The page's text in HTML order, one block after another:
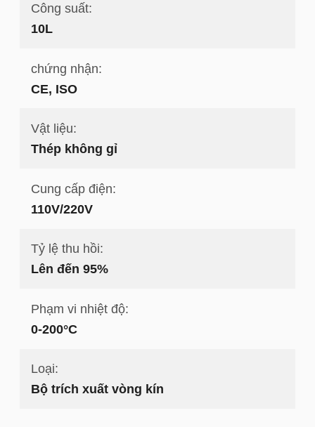
Công suất:
10L
chứng nhận:
CE, ISO
Vật liệu:
Thép không gỉ
Cung cấp điện:
110V/220V
Tỷ lệ thu hồi:
Lên đến 95%
Phạm vi nhiệt độ:
0-200°C
Loại:
Bộ trích xuất vòng kín